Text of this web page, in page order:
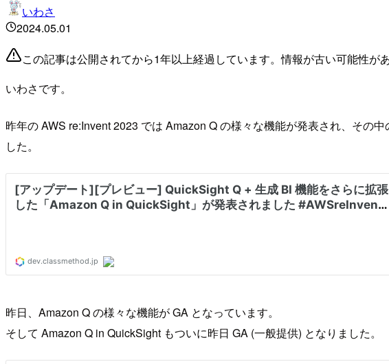
いわさ
2024.05.01
この記事は公開されてから1年以上経過しています。情報が古い可能性が
いわさです。
昨年の AWS re:Invent 2023 では Amazon Q の様々な機能が発表され、その
した。
昨日、Amazon Q の様々な機能が GA となっています。
そして Amazon Q in QuickSight もついに昨日 GA (一般提供) となりました。